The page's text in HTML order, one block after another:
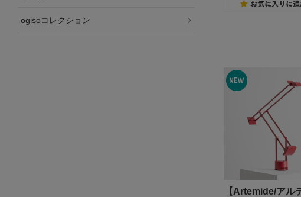
【Artemide/アル
ogisoコレクション